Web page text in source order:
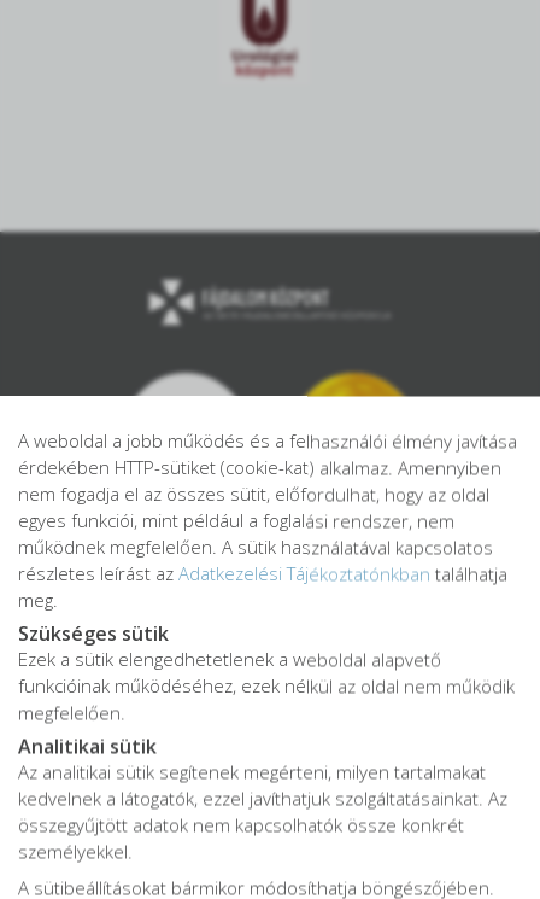
Adatkezelési tájékoztató
Adatvédelmi tájékoztató
Impresszum
Karrier
A weboldal a jobb működés és a felhasználói élmény javítása
érdekében HTTP-sütiket (cookie-kat) alkalmaz. Amennyiben
nem fogadja el az összes sütit, előfordulhat, hogy az oldal
egyes funkciói, mint például a foglalási rendszer, nem
működnek megfelelően. A sütik használatával kapcsolatos
részletes leírást az Adatkezelési Tájékoztatónkban találhatja
meg.
Szükséges sütik
Ezek a sütik elengedhetetlenek a weboldal alapvető
funkcióinak működéséhez, ezek nélkül az oldal nem működik
megfelelően.
Analitikai sütik
Az analitikai sütik segítenek megérteni, milyen tartalmakat
kedvelnek a látogatók, ezzel javíthatjuk szolgáltatásainkat. Az
összegyűjtött adatok nem kapcsolhatók össze konkrét
személyekkel.
A sütibeállításokat bármikor módosíthatja böngészőjében.